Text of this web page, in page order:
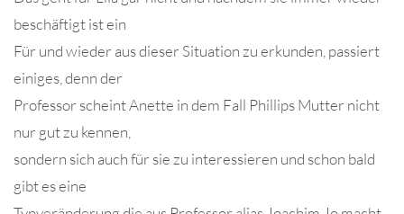
beschäftigt ist ein
Für und wieder aus dieser Situation zu erkunden, passiert
einiges, denn der
Professor scheint Anette in dem Fall Phillips Mutter nicht
nur gut zu kennen,
sondern sich auch für sie zu interessieren und schon bald
gibt es eine